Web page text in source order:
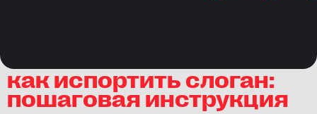
отметить куратора
Голодникову и
состав — браво! Все-
инвестиции — это
в свои знания.
как испортить слоган:
пошаговая инструкция